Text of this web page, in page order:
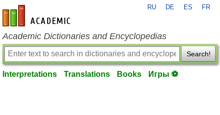
en-academic.com
RU DE ES FR
Academic Dictionaries and Encyclopedias
Search!
Interpretations Translations Books Игры ⚽